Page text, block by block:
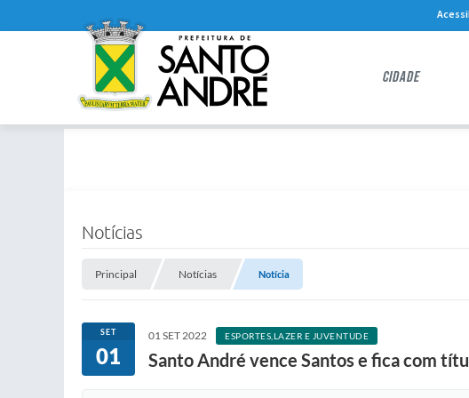
CIDADE
Notícias
Principal Notícias Notícia
SET
01
01 SET 2022 ESPORTES,LAZER E JUVENTUDE
Santo André vence Santos e fica com